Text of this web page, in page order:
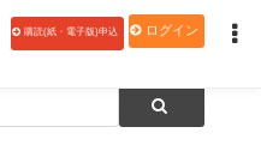
購読(紙・電子版)申込 ログイン